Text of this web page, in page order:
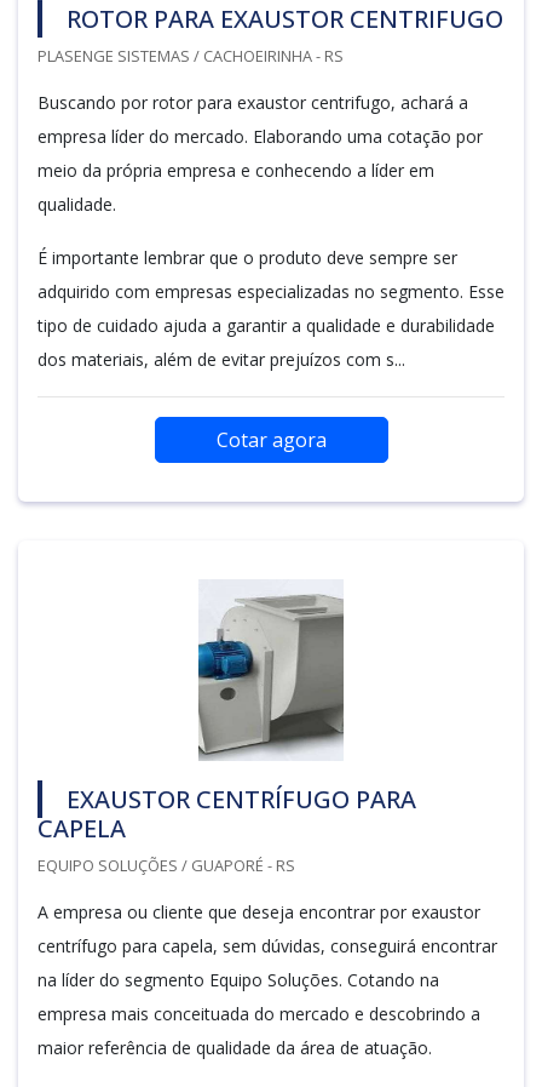
ROTOR PARA EXAUSTOR CENTRIFUGO
PLASENGE SISTEMAS / CACHOEIRINHA - RS
Buscando por rotor para exaustor centrifugo, achará a
empresa líder do mercado. Elaborando uma cotação por
meio da própria empresa e conhecendo a líder em
qualidade.
É importante lembrar que o produto deve sempre ser
adquirido com empresas especializadas no segmento. Esse
tipo de cuidado ajuda a garantir a qualidade e durabilidade
dos materiais, além de evitar prejuízos com s...
Cotar agora
EXAUSTOR CENTRÍFUGO PARA
CAPELA
EQUIPO SOLUÇÕES / GUAPORÉ - RS
A empresa ou cliente que deseja encontrar por exaustor
centrífugo para capela, sem dúvidas, conseguirá encontrar
na líder do segmento Equipo Soluções. Cotando na
empresa mais conceituada do mercado e descobrindo a
maior referência de qualidade da área de atuação.